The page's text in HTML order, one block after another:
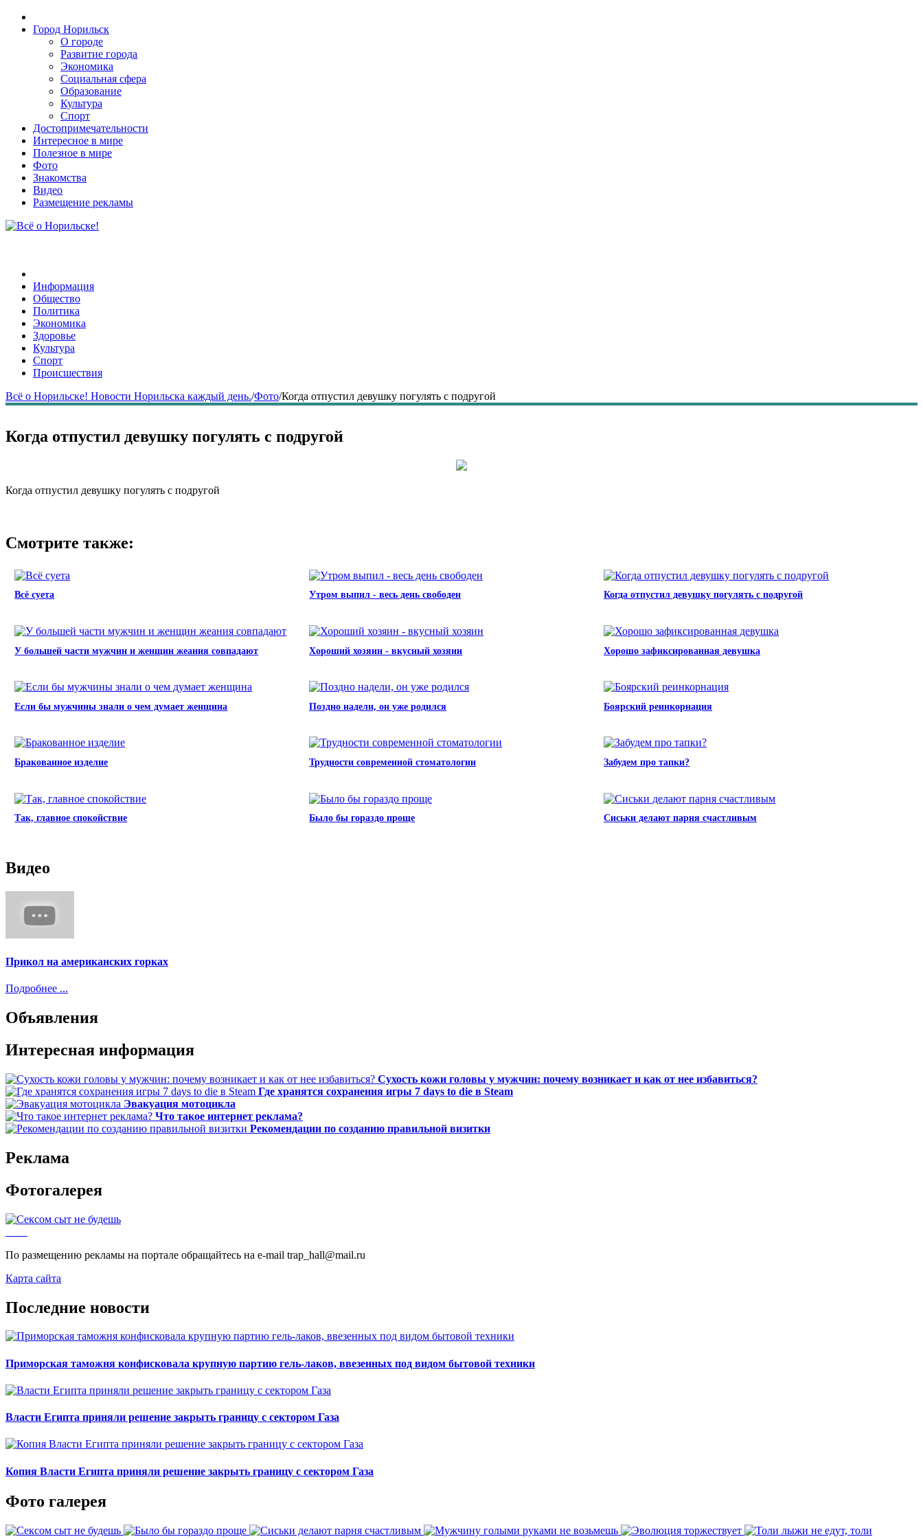
Город Норильск
О городе
Развитие города
Экономика
Социальная сфера
Образование
Культура
Спорт
Достопримечательности
Интересное в мире
Полезное в мире
Фото
Знакомства
Видео
Размещение рекламы
Информация
Общество
Политика
Экономика
Здоровье
Культура
Спорт
Происшествия
Всё о Норильске! Новости Норильска каждый день./Фото/Когда отпустил девушку погулять с подругой
Когда отпустил девушку погулять с подругой
Когда отпустил девушку погулять с подругой
Смотрите также:
Всё суета Утром выпил - весь день свободен Когда отпустил девушку погулять с подругой
У большей части мужчин и женщин жеания совпадают Хороший хозяин - вкусный хозяин Хорошо зафиксированная девушка
Если бы мужчины знали о чем думает женщина Поздно надели, он уже родился Боярский реинкорнация
Бракованное изделие Трудности современной стоматологии Забудем про тапки?
Так, главное спокойствие Было бы гораздо проще Сиськи делают парня счастливым
Видео
Прикол на американских горках
Подробнее ...
Объявления
Интересная информация
Сухость кожи головы у мужчин: почему возникает и как от нее избавиться?
Где хранятся сохранения игры 7 days to die в Steam
Эвакуация мотоцикла
Что такое интернет реклама?
Рекомендации по созданию правильной визитки
Реклама
Фотогалерея
По размещению рекламы на портале обращайтесь на e-mail trap_hall@mail.ru
Карта сайта
Последние новости
Приморская таможня конфисковала крупную партию гель-лаков, ввезенных под видом бытовой техники
Власти Египта приняли решение закрыть границу с сектором Газа
Копия Власти Египта приняли решение закрыть границу с сектором Газа
Фото галерея